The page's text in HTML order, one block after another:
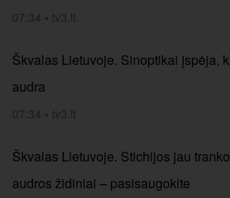
07:34 • tv3.lt
Škvalas Lietuvoje. Sinoptikai įspėja,
audra
07:34 • tv3.lt
Škvalas Lietuvoje. Stichijos jau
audros židiniai – pasisaugokite